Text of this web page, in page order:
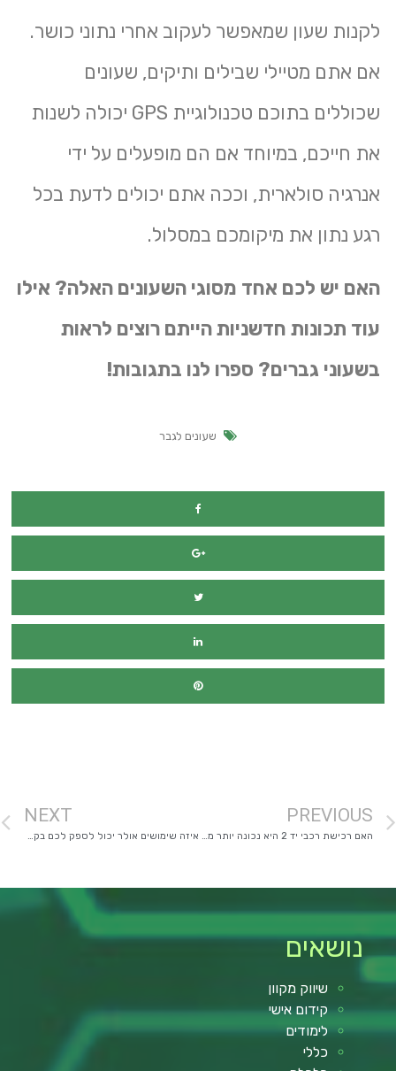
לקנות שעון שמאפשר לעקוב אחרי נתוני כושר.
אם אתם מטיילי שבילים ותיקים, שעונים
שכוללים בתוכם טכנולוגיית GPS יכולה לשנות
את חייכם, במיוחד אם הם מופעלים על ידי
אנרגיה סולארית, וככה אתם יכולים לדעת בכל
רגע נתון את מיקומכם במסלול.
האם יש לכם אחד מסוגי השעונים האלה? אילו
עוד תכונות חדשניות הייתם רוצים לראות
בשעוני גברים? ספרו לנו בתגובות!
שעונים לגבר
PREVIOUS
האם רכישת רכבי יד 2 היא נכונה יותר מבחינה כלכלית?
NEXT
איזה שימושים אולר יכול לספק לכם בקמפינג הבא שלכם?
נושאים
שיווק מקוון
קידום אישי
לימודים
כללי